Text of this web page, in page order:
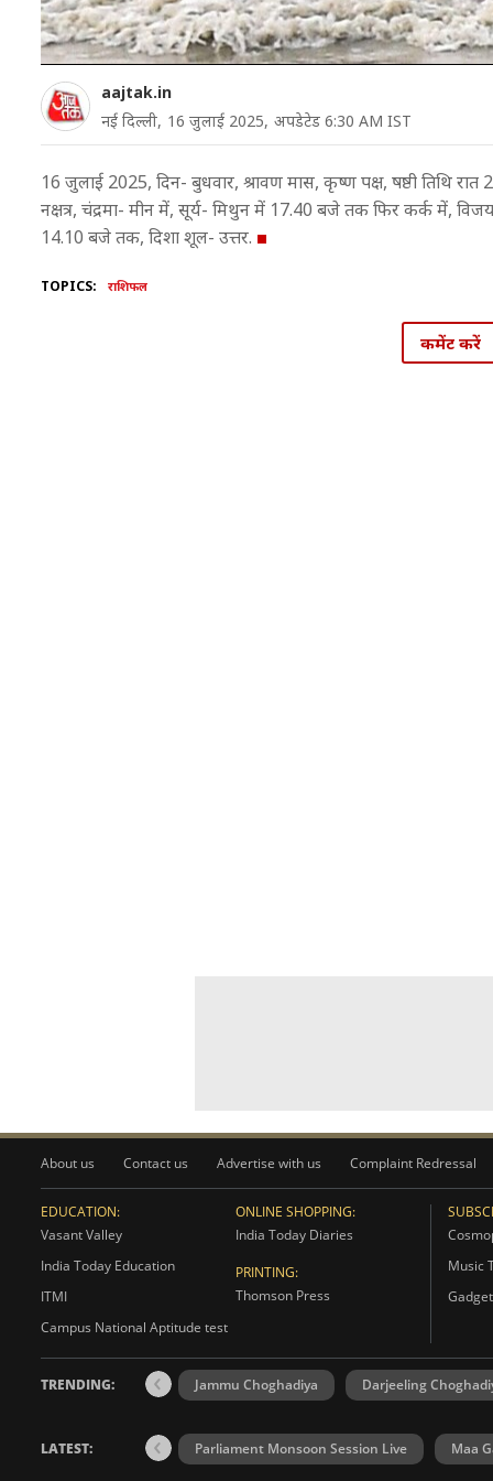
aajtak.in
नई दिल्ली, 16 जुलाई 2025, अपडेटेड 6:30 AM IST
16 जुलाई 2025, दिन- बुधवार, श्रावण मास, कृष्ण पक्ष, षष्ठी तिथि
नक्षत्र, चंद्रमा- मीन में, सूर्य- मिथुन में 17.40 बजे तक फिर कर्क में,
14.10 बजे तक, दिशा शूल- उत्तर.
TOPICS: राशिफल
कमेंट करें
About us Contact us Advertise with us Complaint Redressal
EDUCATION:
Vasant Valley
India Today Education
ITMI
Campus National Aptitude test
ONLINE SHOPPING:
India Today Diaries
PRINTING:
Thomson Press
Music
TRENDING: Jammu Choghadiya Darjeeling
LATEST: Parliament Monsoon Session Live Maa